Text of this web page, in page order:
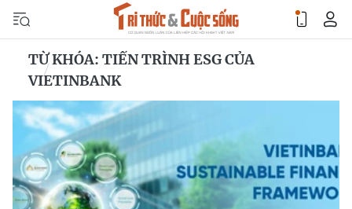
TỪ KHÓA: TIẾN TRÌNH ESG CỦA
VIETINBANK